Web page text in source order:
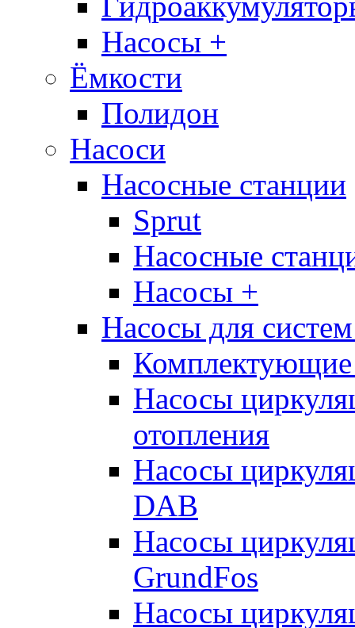
Насосы +
Ёмкости
Полидон
Насоси
Насосные станции
Sprut
Насосные
Насосы +
Насосы для
Комплектующие
Насосы
отопления
Насосы
DAB
Насосы
GrundFos
Насосы